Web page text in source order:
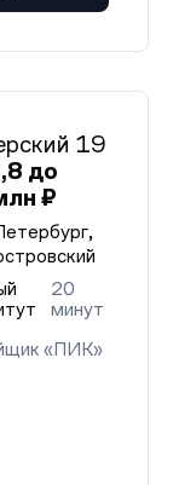
19
до
₽
20
минут
«ПИК»